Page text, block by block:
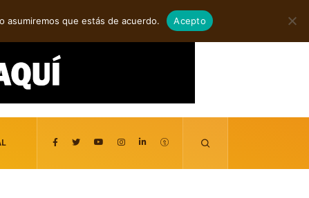
agosto 6, 2026
asumiremos que estás de acuerdo. Acepto